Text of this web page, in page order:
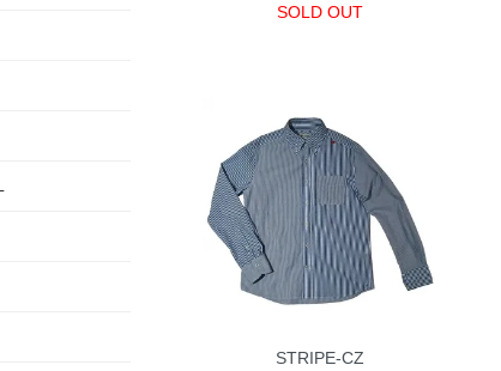
SOLD OUT
STRIPE-CZ